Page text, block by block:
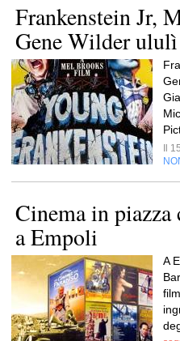
Frankenstein Jr,
Gene Wilder ululì
Il
Cinema in
a Empoli
A